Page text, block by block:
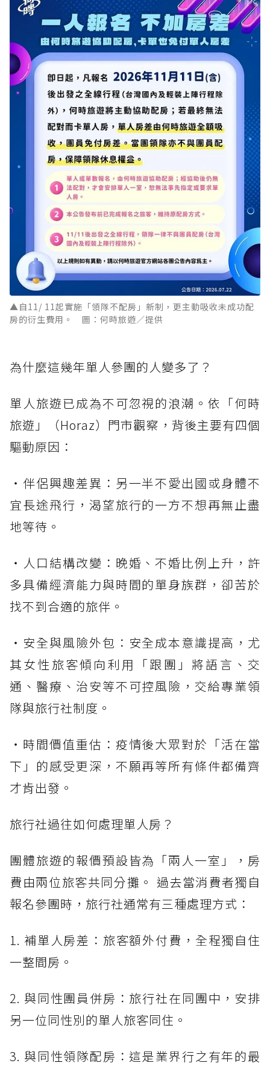
▲自11/ 11起實施「領隊不配房」新制，更主動吸收未成功配
房的衍生費用。 圖：何時旅遊／提供
為什麼這幾年單人參團的人變多了？
單人旅遊已成為不可忽視的浪潮。依「何時
旅遊」（Horaz）門市觀察，背後主要有四個
驅動原因：
・伴侶興趣差異：另一半不愛出國或身體不
宜長途飛行，渴望旅行的一方不想再無止盡
地等待。
・人口結構改變：晚婚、不婚比例上升，許
多具備經濟能力與時間的單身族群，卻苦於
找不到合適的旅伴。
・安全與風險外包：安全成本意識提高，尤
其女性旅客傾向利用「跟團」將語言、交
通、醫療、治安等不可控風險，交給專業領
隊與旅行社制度。
・時間價值重估：疫情後大眾對於「活在當
下」的感受更深，不願再等所有條件都備齊
才肯出發。
旅行社過往如何處理單人房？
團體旅遊的報價預設皆為「兩人一室」，房
費由兩位旅客共同分攤。 過去當消費者獨自
報名參團時，旅行社通常有三種處理方式：
1. 補單人房差：旅客額外付費，全程獨自住
一整間房。
2. 與同性團員併房：旅行社在同團中，安排
另一位同性別的單人旅客同住。
3. 與同性領隊配房：這是業界行之有年的最